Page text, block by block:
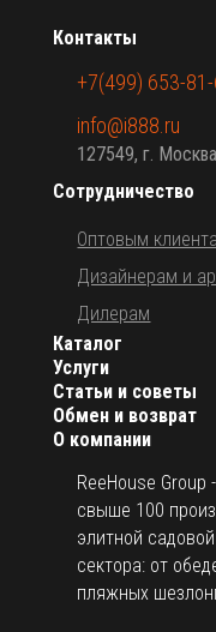
О компании
ReeHouse
свыше 100
элитной
сектора: от
пляжных
Каталог
Услуги
Статьи и советы
Обмен и возврат
Сотрудничество
Оптовым
Дизайнерам и
Дилерам
Контакты
+7(499) 653-
info@i888.ru
127549, г.